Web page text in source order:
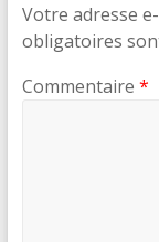
Votre adresse
obligatoires
Commentaire *